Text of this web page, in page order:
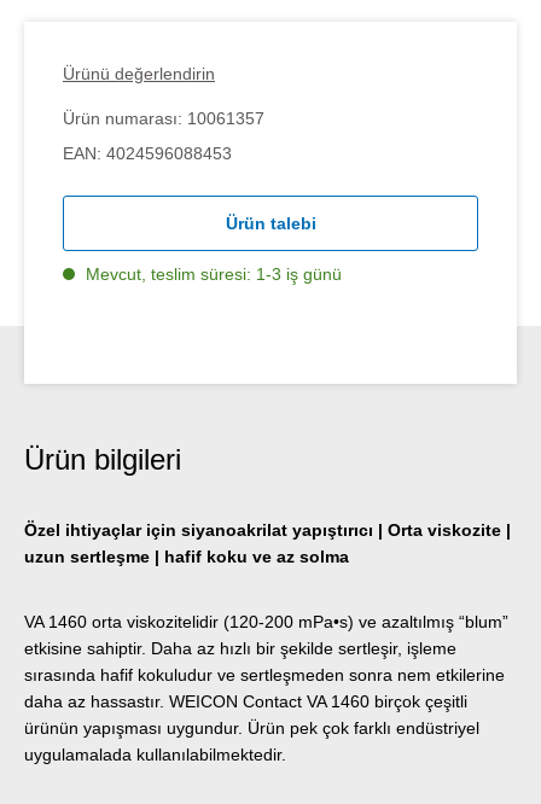
Ürünü değerlendirin
Ürün numarası: 10061357
EAN: 4024596088453
Ürün talebi
Mevcut, teslim süresi: 1-3 iş günü
Ürün bilgileri
Özel ihtiyaçlar için siyanoakrilat yapıştırıcı | Orta viskozite |
uzun sertleşme | hafif koku ve az solma
VA 1460 orta viskozitelidir (120-200 mPa•s) ve azaltılmış “blum”
etkisine sahiptir. Daha az hızlı bir şekilde sertleşir, işleme
sırasında hafif kokuludur ve sertleşmeden sonra nem etkilerine
daha az hassastır. WEICON Contact VA 1460 birçok çeşitli
ürünün yapışması uygundur. Ürün pek çok farklı endüstriyel
uygulamalada kullanılabilmektedir.